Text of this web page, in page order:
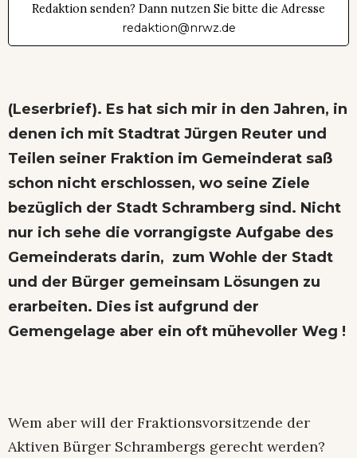
Redaktion senden? Dann nutzen Sie bitte die Adresse
redaktion@nrwz.de
(Leserbrief). Es hat sich mir in den Jahren, in
denen ich mit Stadtrat Jürgen Reuter und
Teilen seiner Fraktion im Gemeinderat saß
schon nicht erschlossen, wo seine Ziele
bezüglich der Stadt Schramberg sind. Nicht
nur ich sehe die vorrangigste Aufgabe des
Gemeinderats darin, zum Wohle der Stadt
und der Bürger gemeinsam Lösungen zu
erarbeiten. Dies ist aufgrund der
Gemengelage aber ein oft mühevoller Weg !
Wem aber will der Fraktionsvorsitzende der
Aktiven Bürger Schrambergs gerecht werden?